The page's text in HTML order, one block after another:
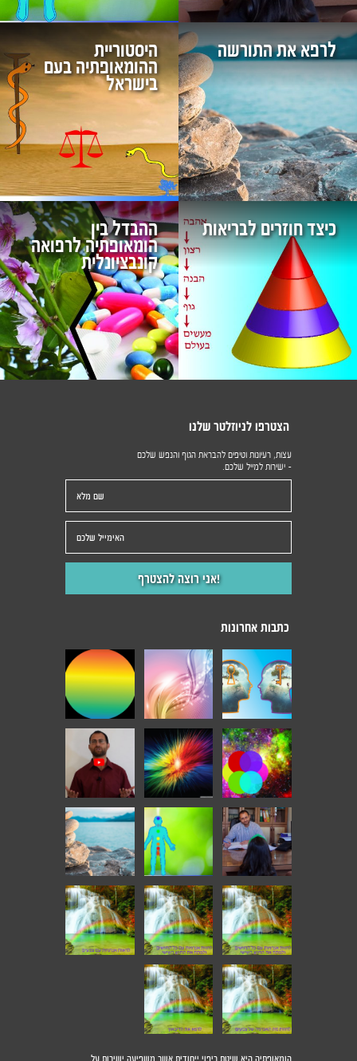
לרפא את התורשה היסטוריית
ההומאופתיה בעם
בישראל
כיצד חוזרים לבריאות ההבדל בין
הומאופתיה לרפואה
קונבציונלית
הומאופתיה היא שיטת ריפוי ייחודית אשר משפיעה ישירות על
כתבות אחרונות
הצטרפו לניוזלטר שלנו
עצות, רעיונות וטיפים להבראת הגוף והנפש שלכם
- ישירות למייל שלכם.